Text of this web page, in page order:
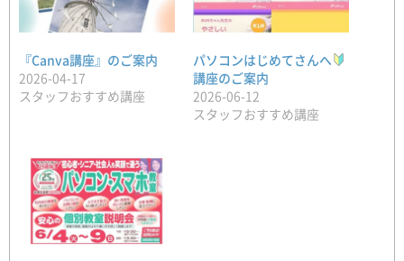
『Canva講座』のご案内
2026-04-17
スタッフおすすめ講座
パソコンはじめてさんへ
講座のご案内
2026-06-12
スタッフおすすめ講座